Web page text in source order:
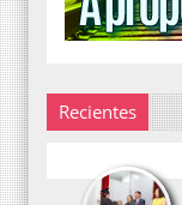
Recientes